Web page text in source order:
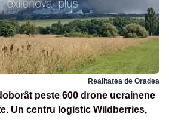
Realitatea de Oradea
peste 600 drone ucrainene
Un centru logistic Wildberries,